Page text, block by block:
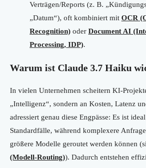
Verträgen/Reports (z. B.
„Datum“), oft kombiniert mit OCR
Recognition) oder Document AI
Processing, IDP).
Warum ist Claude 3.7 Haiku
In vielen Unternehmen scheitern KI-
„Intelligenz“, sondern an Kosten, Latenz
adressiert genau diese Engpässe: Es ist
Standardfälle, während komplexere
größere Modelle geroutet werden können
(Modell-Routing)). Dadurch entstehen